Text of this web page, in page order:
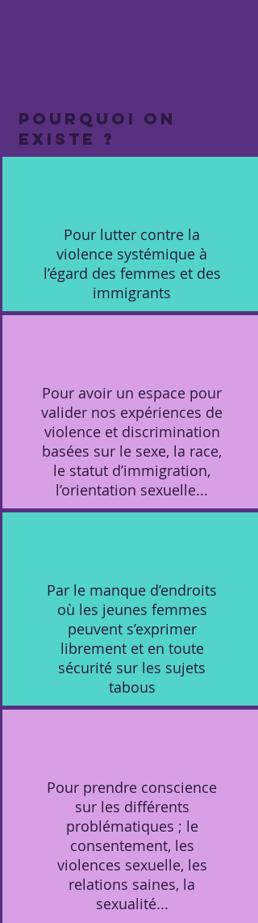
Pourquoi on
existe ?
Pour lutter contre la
violence systémique à
l’égard des femmes et des
immigrants
Pour avoir un espace pour
valider nos expériences de
violence et discrimination
basées sur le sexe, la race,
le statut d’immigration,
l’orientation sexuelle...
Par le manque d’endroits
où les jeunes femmes
peuvent s’exprimer
librement et en toute
sécurité sur les sujets
tabous
Pour prendre conscience
sur les différents
problématiques ; le
consentement, les
violences sexuelle, les
relations saines, la
sexualité...